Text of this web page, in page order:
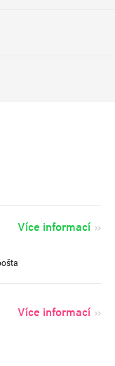
Více informací
Více informací